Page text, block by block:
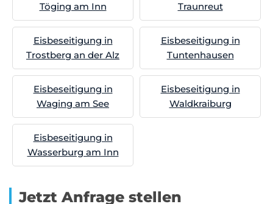
Töging am Inn
Traunreut
Eisbeseitigung in
Trostberg an der Alz
Eisbeseitigung in
Tuntenhausen
Eisbeseitigung in
Waging am See
Eisbeseitigung in
Waldkraiburg
Eisbeseitigung in
Wasserburg am Inn
Jetzt Anfrage stellen